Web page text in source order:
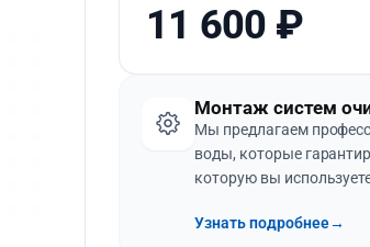
11 600 ₽
Монтаж систем
Мы предлагаем
воды, которые
которую вы
Узнать подробнее→